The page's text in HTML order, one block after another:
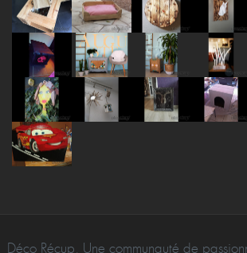
Déco Récup, Une communauté de